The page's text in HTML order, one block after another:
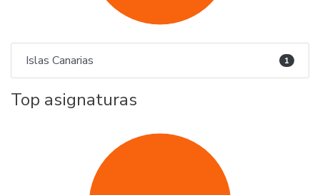
Islas Canarias 1
Top asignaturas